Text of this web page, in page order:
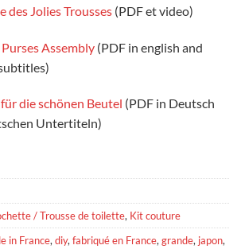
des Jolies Trousses (PDF et video)
Assembly (PDF in english and
die schönen Beutel (PDF in Deutsch
Untertiteln)
/ Trousse de toilette, Kit couture
in France, diy, fabriqué en France, grande, japon,